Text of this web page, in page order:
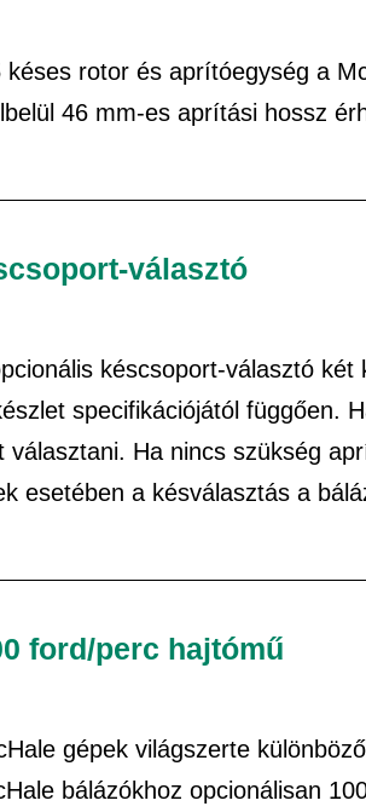
késes rotor és aprítóegység a
46 mm-es aprítási hossz
választó
késcsoport-választó
specifikációjától függően.
választani. Ha nincs szükség
esetében a késválasztás a
ford/perc hajtómű
gépek világszerte
bálázókhoz opcionálisan